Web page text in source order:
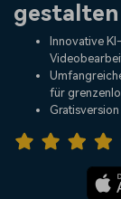
Lösungen
Über uns
Presseraum
Support
Funktionen
Assets
KI
Video/Foto
Audio
Lösungen
Soziale Medien
Marketing &
Lifestyle &
Ressourcen
Video-
Über 100 heiße
Hilfe-Center
Erste Schritte
gestalten
Innovative
für